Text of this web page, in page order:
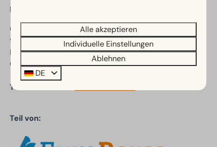
EuroParcs Ossiacher See
Ostriach 67
9570 Ostriach
Kärnten
Österreich
Telefonnummer:
Teil von:
Alle akzeptieren
Individuelle Einstellungen
Ablehnen
DE